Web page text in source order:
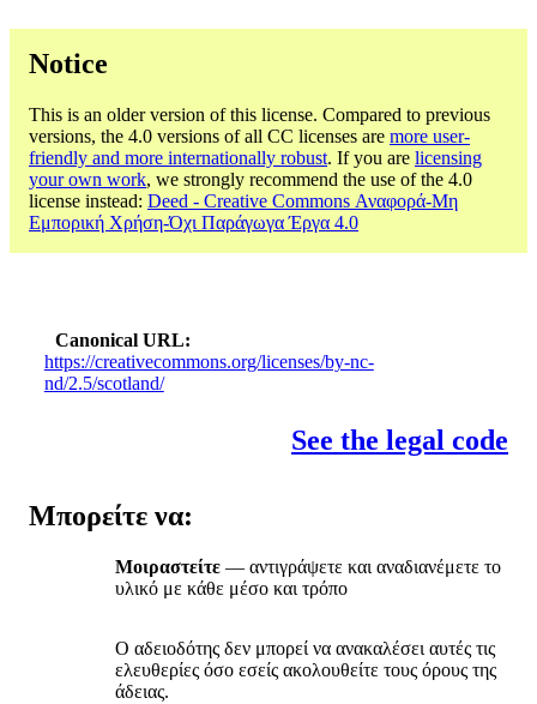
Notice
This is an older version of this license. Compared to previous
versions, the 4.0 versions of all CC licenses are more user-
friendly and more internationally robust. If you are licensing
your own work, we strongly recommend the use of the 4.0
license instead: Deed - Creative Commons Αναφορά-Μη
Εμπορική Χρήση-Όχι Παράγωγα Έργα 4.0
Canonical URL
https://creativecommons.org/licenses/by-nc-
nd/2.5/scotland/
See the legal code
Μπορείτε να:
Μοιραστείτε — αντιγράψετε και αναδιανέμετε το
υλικό με κάθε μέσο και τρόπο
Ο αδειοδότης δεν μπορεί να ανακαλέσει αυτές τις
ελευθερίες όσο εσείς ακολουθείτε τους όρους της
άδειας.